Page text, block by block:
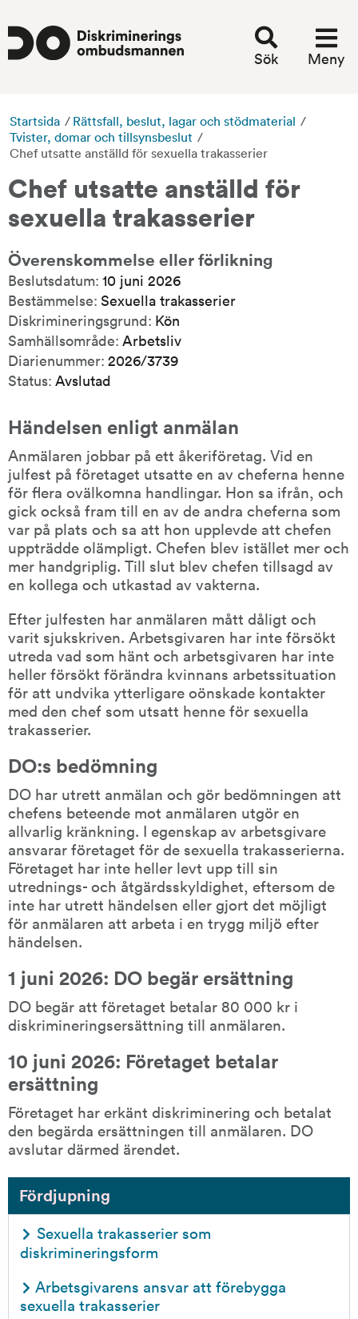
Sök Meny
Startsida / Rättsfall, beslut, lagar och stödmaterial /
Tvister, domar och tillsynsbeslut /
Chef utsatte anställd för sexuella trakasserier
Chef utsatte anställd för
sexuella trakasserier
Överenskommelse eller förlikning
Beslutsdatum: 10 juni 2026
Bestämmelse: Sexuella trakasserier
Diskrimineringsgrund: Kön
Samhällsområde: Arbetsliv
Diarienummer: 2026/3739
Status: Avslutad
Händelsen enligt anmälan
Anmälaren jobbar på ett åkeriföretag. Vid en
julfest på företaget utsatte en av cheferna henne
för flera ovälkomna handlingar. Hon sa ifrån, och
gick också fram till en av de andra cheferna som
var på plats och sa att hon upplevde att chefen
uppträdde olämpligt. Chefen blev istället mer och
mer handgriplig. Till slut blev chefen tillsagd av
en kollega och utkastad av vakterna.
Efter julfesten har anmälaren mått dåligt och
varit sjukskriven. Arbetsgivaren har inte försökt
utreda vad som hänt och arbetsgivaren har inte
heller försökt förändra kvinnans arbetssituation
för att undvika ytterligare oönskade kontakter
med den chef som utsatt henne för sexuella
trakasserier.
DO:s bedömning
DO har utrett anmälan och gör bedömningen att
chefens beteende mot anmälaren utgör en
allvarlig kränkning. I egenskap av arbetsgivare
ansvarar företaget för de sexuella trakasserierna.
Företaget har inte heller levt upp till sin
utrednings- och åtgärdsskyldighet, eftersom de
inte har utrett händelsen eller gjort det möjligt
för anmälaren att arbeta i en trygg miljö efter
händelsen.
1 juni 2026: DO begär ersättning
DO begär att företaget betalar 80 000 kr i
diskrimineringsersättning till anmälaren.
10 juni 2026: Företaget betalar
ersättning
Företaget har erkänt diskriminering och betalat
den begärda ersättningen till anmälaren. DO
avslutar därmed ärendet.
Fördjupning
Sexuella trakasserier som
diskrimineringsform
Arbetsgivarens ansvar att förebygga
sexuella trakasserier